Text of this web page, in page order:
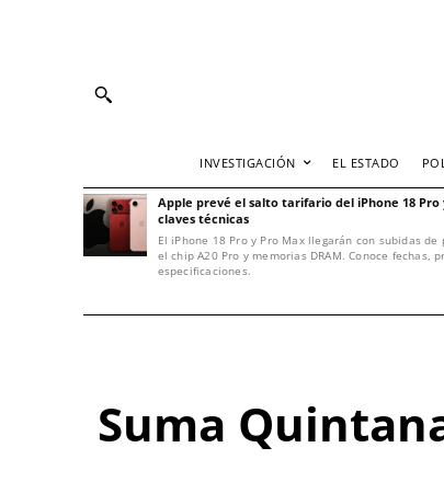
INVESTIGACIÓN EL ESTADO
Apple prevé el salto tarifario del iPhone 18 Pro
claves técnicas
El iPhone 18 Pro y Pro Max llegarán con subidas de
el chip A20 Pro y memorias DRAM. Conoce fechas,
especificaciones.
Suma